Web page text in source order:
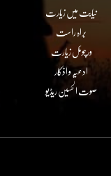
نیابت میں زیارت
براہ راست
ورچوئل زیارت
ادعیہ و اذکار
صوت الحسین ریڈیو